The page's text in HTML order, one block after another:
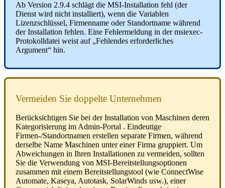
Ab Version 2.9.4 schlägt die MSI-Installation fehl (der
Dienst wird nicht installiert), wenn die Variablen
Lizenzschlüssel, Firmenname oder Standortname während
der Installation fehlen. Eine Fehlermeldung in der msiexec-
Protokolldatei weist auf „Fehlendes erforderliches
Argument“ hin.
Vermeiden Sie doppelte Unternehmen
Berücksichtigen Sie bei der Installation von Maschinen deren
Kategorisierung imAdmin-Portal . Eindeutige
Firmen-/Standortnamen erstellen separate Firmen, während
derselbe Name Maschinen unter einer Firma gruppiert. Um
Abweichungen in Ihren Installationen zu vermeiden, sollten
Sie die Verwendung von MSI-Bereitstellungsoptionen
zusammen mit einem Bereitstellungstool (wie ConnectWise
Automate, Kaseya, Autotask, SolarWinds usw.), einer